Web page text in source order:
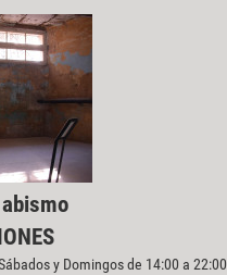
y Domingos de 14:00 a 22:00